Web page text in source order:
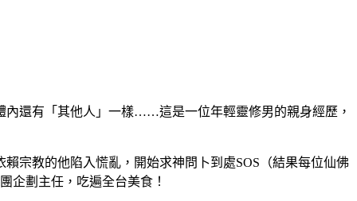
內還有「其他人」一樣……這是一位年輕靈修男的親身經歷，
宗教的他陷入慌亂，開始求神問卜到處SOS（結果每位仙佛
企劃主任，吃遍全台美食！